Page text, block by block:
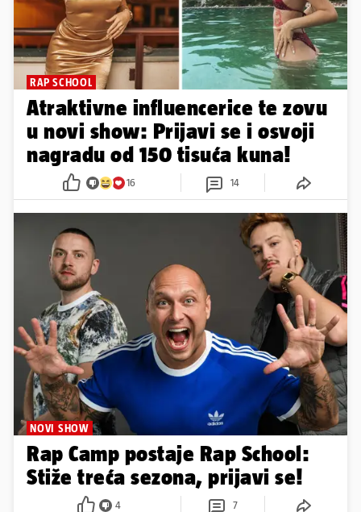
RAP SCHOOL
Atraktivne influencerice te zovu
u novi show: Prijavi se i osvoji
nagradu od 150 tisuća kuna!
16 14
NOVI SHOW
Rap Camp postaje Rap School:
Stiže treća sezona, prijavi se!
4 7